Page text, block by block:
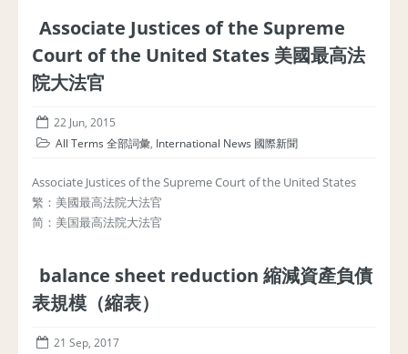
Associate Justices of the Supreme
Court of the United States 美國最高法
院大法官
22 Jun, 2015
All Terms 全部詞彙, International News 國際新聞
Associate Justices of the Supreme Court of the United States
繁：美國最高法院大法官
简：美国最高法院大法官
balance sheet reduction 縮減資產負債
表規模（縮表）
21 Sep, 2017